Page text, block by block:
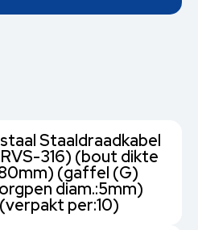
Staaldraadkabel
316) (bout dikte
(gaffel (G)
diam.:5mm)
per:10)